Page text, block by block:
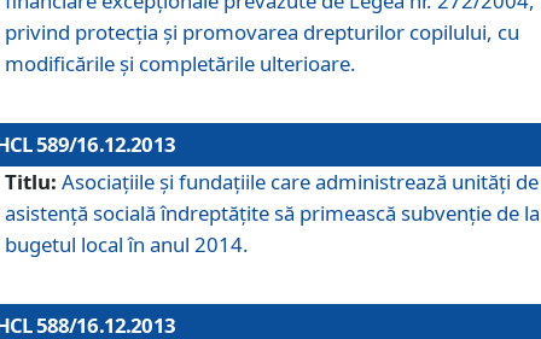
privind protecţia şi promovarea drepturilor copilului, cu
modificările şi completările ulterioare.
589/16.12.2013
Titlu: Asociaţiile şi fundaţiile care administrează unităţi de
asistenţă socială îndreptăţite să primească subvenţie de la
bugetul local în anul 2014.
588/16.12.2013